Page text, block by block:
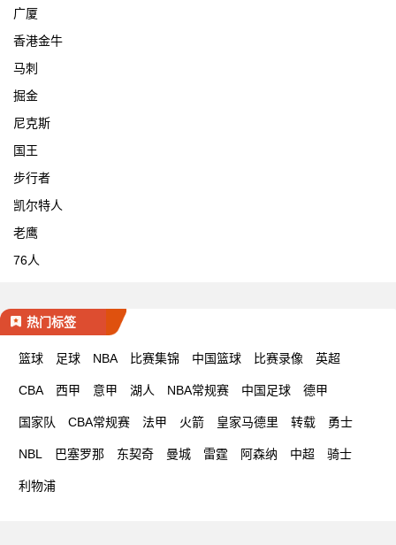
广厦
香港金牛
马刺
掘金
尼克斯
国王
步行者
凯尔特人
老鹰
76人
热门标签
篮球 足球 NBA 比赛集锦 中国篮球 比赛录像 英超
CBA 西甲 意甲 湖人 NBA常规赛 中国足球 德甲
国家队 CBA常规赛 法甲 火箭 皇家马德里 转载 勇士
NBL 巴塞罗那 东契奇 曼城 雷霆 阿森纳 中超 骑士
利物浦